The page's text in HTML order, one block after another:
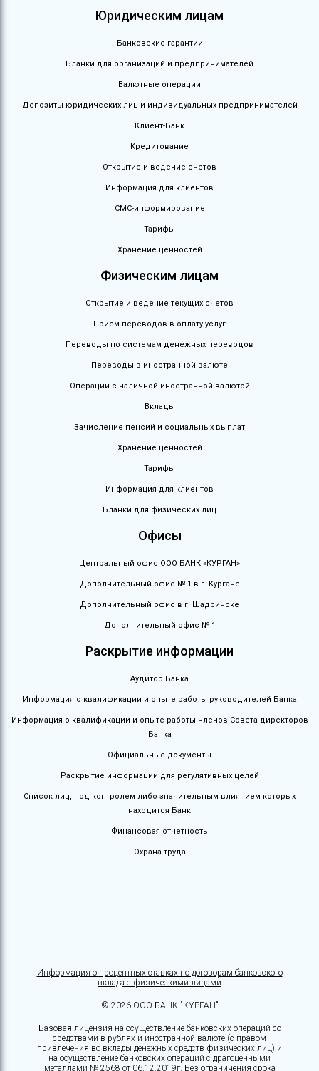
Юридическим лицам
Банковские гарантии
Бланки для организаций и предпринимателей
Валютные операции
Депозиты юридических лиц и индивидуальных предпринимателей
Клиент-Банк
Кредитование
Открытие и ведение счетов
Информация для клиентов
СМС-информирование
Тарифы
Хранение ценностей
Физическим лицам
Открытие и ведение текущих счетов
Прием переводов в оплату услуг
Переводы по системам денежных переводов
Переводы в иностранной валюте
Операции с наличной иностранной валютой
Вклады
Зачисление пенсий и социальных выплат
Хранение ценностей
Тарифы
Информация для клиентов
Бланки для физических лиц
Офисы
Центральный офис ООО БАНК «КУРГАН»
Дополнительный офис № 1 в г. Кургане
Дополнительный офис в г. Шадринске
Дополнительный офис № 1
Раскрытие информации
Аудитор Банка
Информация о квалификации и опыте работы руководителей Банка
Информация о квалификации и опыте работы членов Совета директоров
Банка
Официальные документы
Раскрытие информации для регулятивных целей
Список лиц, под контролем либо значительным влиянием которых
находится Банк
Финансовая отчетность
Охрана труда
Информация о процентных ставках по договорам банковского
вклада с физическими лицами
© 2026 ООО БАНК "КУРГАН"
Базовая лицензия на осуществление банковских операций со
средствами в рублях и иностранной валюте (с правом
привлечения во вклады денежных средств физических лиц) и
на осуществление банковских операций с драгоценными
металлами № 2568 от 06.12.2019г. Без ограничения срока